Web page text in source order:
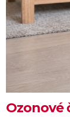
Ozonové